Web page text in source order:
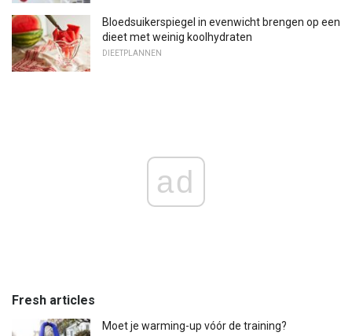
Bloedsuikerspiegel in evenwicht brengen op een
dieet met weinig koolhydraten
DIEETPLANNEN
ad
Fresh articles
Moet je warming-up vóór de training?